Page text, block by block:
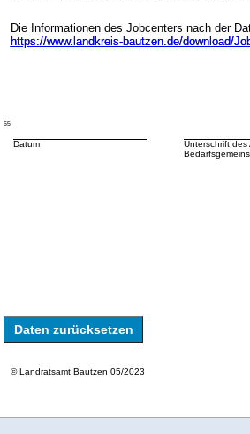
Datum
Unterschrift
65
https://www.landkreis-bautzen.de/download/
Die Informationen des Jobcenters nach der
https://www.landkreis-bautzen.de/download/
© Landratsamt Bautzen 05/2023
Daten zurücksetzen